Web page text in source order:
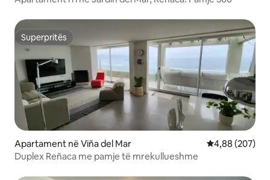
Superpritës
Superpritës
Apartament në Viña del Mar Vlerësimi
4,88 (207)
Duplex Reñaca me pamje të mrekullueshme